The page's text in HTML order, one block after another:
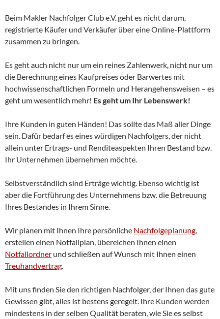
Beim Makler Nachfolger Club e.V. geht es nicht darum,
registrierte Käufer und Verkäufer über eine Online-Plattform
zusammen zu bringen.
Es geht auch nicht nur um ein reines Zahlenwerk, nicht nur um
die Berechnung eines Kaufpreises oder Barwertes mit
hochwissenschaftlichen Formeln und Herangehensweisen – es
geht um wesentlich mehr! Es geht um Ihr Lebenswerk!
Ihre Kunden in guten Händen! Das sollte das Maß aller Dinge
sein. Dafür bedarf es eines würdigen Nachfolgers, der nicht
allein unter Ertrags- und Renditeaspekten Ihren Bestand bzw.
Ihr Unternehmen übernehmen möchte.
Selbstverständlich sind Erträge wichtig. Ebenso wichtig ist
aber die Fortführung des Unternehmens bzw. die Betreuung
Ihres Bestandes in Ihrem Sinne.
Wir planen mit Ihnen Ihre persönliche Nachfolgeplanung
erstellen einen Notfallplan, übereichen Ihnen einen
Notfallordner und schließen auf Wunsch mit Ihnen einen
Treuhandvertrag
Mit uns finden Sie den richtigen Nachfolger, der Ihnen das gute
Gewissen gibt, alles ist bestens geregelt. Ihre Kunden werden
mindestens in der selben Qualität beraten, wie Sie es selbst